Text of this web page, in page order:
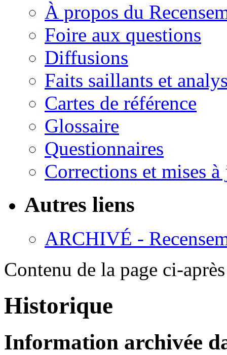
À propos du
Foire aux questions
Diffusions
Faits saillants et
Cartes de référence
Glossaire
Questionnaires
Corrections et mises
Autres liens
ARCHIVÉ -
Contenu de la page ci-après
Historique
Information archivée